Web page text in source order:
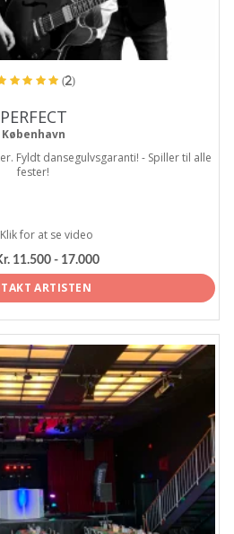
(2)
PERFECT
København
Fyldt dansegulvsgaranti! - Spiller til alle
fester!
Klik for at se video
11.500 - 17.000
ARTISTEN